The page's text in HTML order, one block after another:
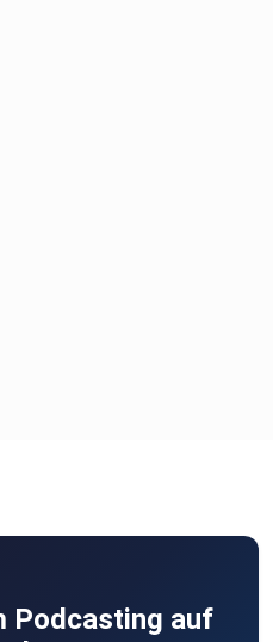
Podcasting auf